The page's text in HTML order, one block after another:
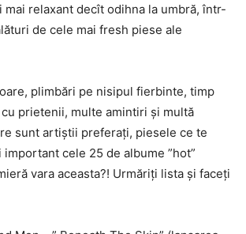
mai relaxant decît odihna la umbră, într-
de cele mai fresh piese ale
plimbări pe nisipul fierbinte, timp
prietenii, multe amintiri și multă
sunt artiștii preferați, piesele ce te
cele 25 de albume ”hot”
vara aceasta?! Urmăriți lista și faceți